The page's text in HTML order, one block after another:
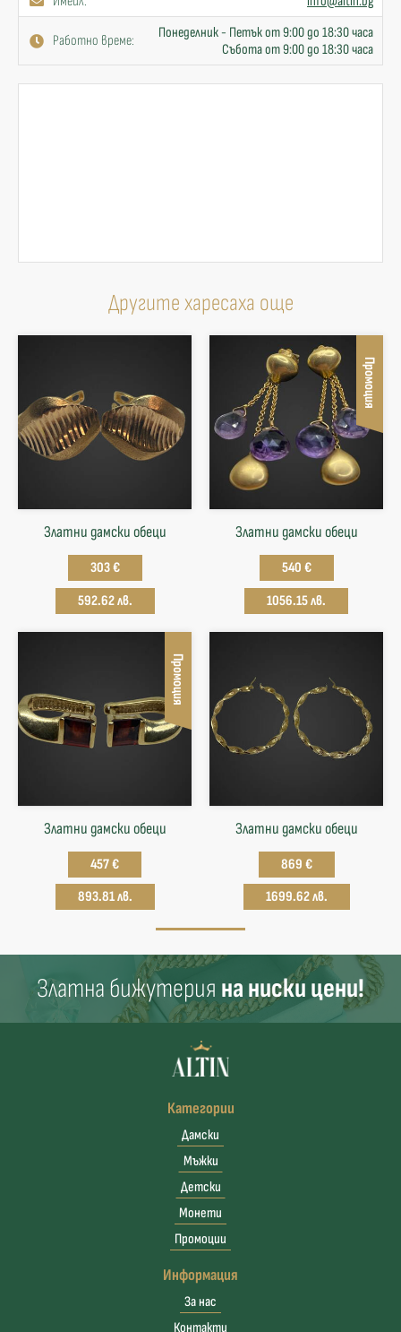
Работно време:
Понеделник - Петък от 9:00 до 18:30 часа
Събота от 9:00 до 18:30 часа
Другите харесаха още
Златни дамски обеци
303 €
592.62 лв.
Промоция
Златни дамски обеци
540 €
1056.15 лв.
Промоция
Златни дамски обеци
457 €
893.81 лв.
Златни дамски обеци
869 €
1699.62 лв.
Златна бижутерия на ниски цени!
Категории
Дамски
Мъжки
Детски
Монети
Промоции
Информация
За нас
Контакти